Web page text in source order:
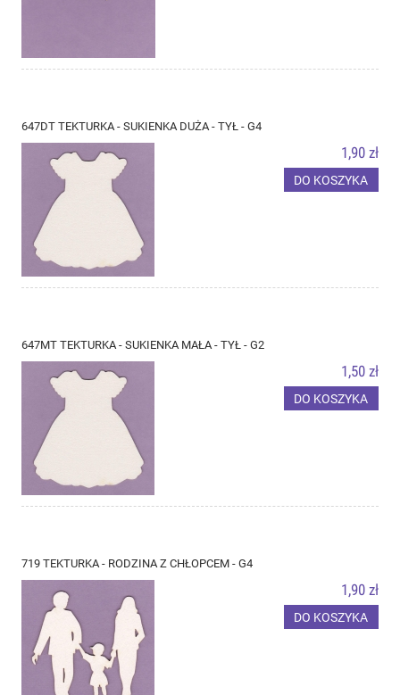
647DT TEKTURKA - SUKIENKA DUŻA - TYŁ - G4
1,90 zł
DO KOSZYKA
647MT TEKTURKA - SUKIENKA MAŁA - TYŁ - G2
1,50 zł
DO KOSZYKA
719 TEKTURKA - RODZINA Z CHŁOPCEM - G4
1,90 zł
DO KOSZYKA